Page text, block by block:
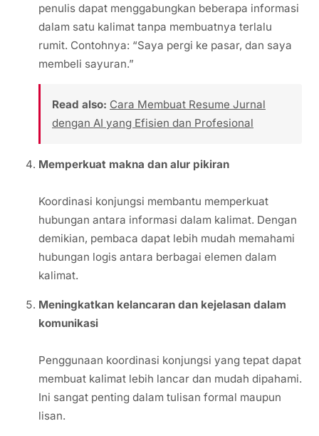
penulis dapat menggabungkan beberapa informasi
dalam satu kalimat tanpa membuatnya terlalu
rumit. Contohnya: “Saya pergi ke pasar, dan saya
membeli sayuran.”
Read also: Cara Membuat Resume Jurnal
dengan AI yang Efisien dan Profesional
Memperkuat makna dan alur pikiran
Koordinasi konjungsi membantu memperkuat
hubungan antara informasi dalam kalimat. Dengan
demikian, pembaca dapat lebih mudah memahami
hubungan logis antara berbagai elemen dalam
kalimat.
Meningkatkan kelancaran dan kejelasan dalam
komunikasi
Penggunaan koordinasi konjungsi yang tepat dapat
membuat kalimat lebih lancar dan mudah dipahami.
Ini sangat penting dalam tulisan formal maupun
lisan.